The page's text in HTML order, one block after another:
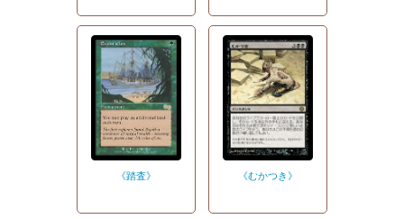
《踏査》 《むかつき》